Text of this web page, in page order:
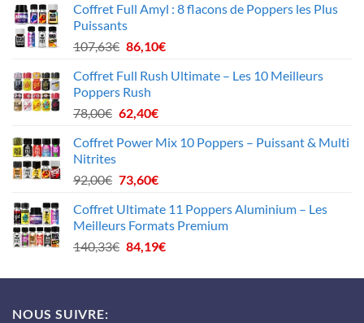
initial
était :
72,90€.
actuel
51,03€.
Coffret Full Amyl : 8 flacons de Poppers les Plus
Puissants
107,63€ Le
initial
était :
107,63€.
86,10€Le
actuel
Coffret Full Rush Ultimate – Les 10 Meilleurs
Poppers Rush
78,00€ Le
initial
78,00€.
62,40€Le
actuel
62,40€.
Coffret Power Mix 10 Poppers – Puissant & Multi
Nitrites
92,00€ Le
initial
était :
92,00€.
73,60€Le
actuel
est :
73,60€.
Coffret Ultimate 11 Poppers Aluminium – Les
Meilleurs Formats Premium
140,33€ Le
initial
84,19€Le
actuel
NOUS SUIVRE: